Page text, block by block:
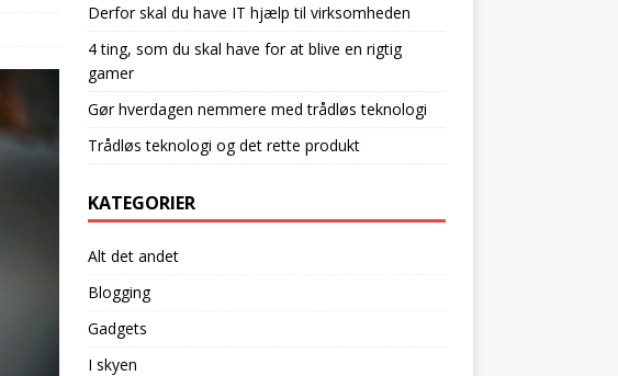
Derfor skal du have IT hjælp til virksomheden
4 ting, som du skal have for at blive en rigtig
gamer
Gør hverdagen nemmere med trådløs teknologi
Trådløs teknologi og det rette produkt
KATEGORIER
Alt det andet
Blogging
Gadgets
I skyen